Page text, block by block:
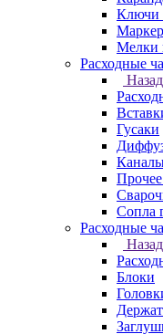
Ключи
Мелки
Расходные
Назад
Гусаки
Сопла
Расходные
Назад
Блоки